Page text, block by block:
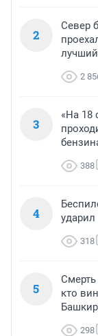
2
Север
лучший
2
3
«На 18
388
4
318
5
Смерть
кто
298